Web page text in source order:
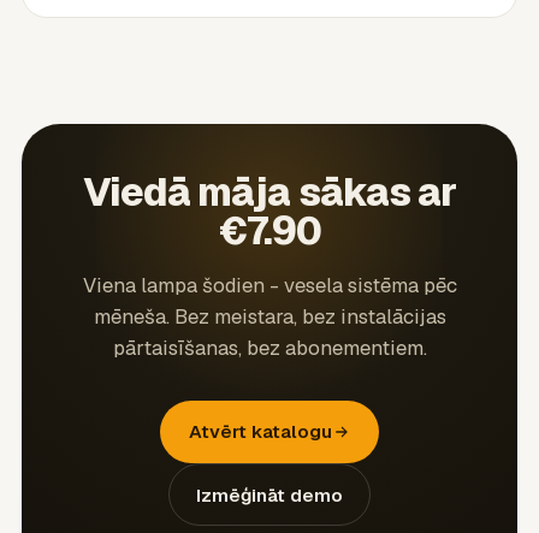
Viedā māja sākas ar
€7.90
Viena lampa šodien - vesela sistēma pēc
mēneša. Bez meistara, bez instalācijas
pārtaisīšanas, bez abonementiem.
Atvērt katalogu
Izmēģināt demo